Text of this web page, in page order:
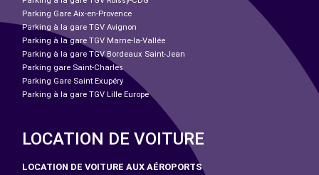
Parking Gare Aix-en-Provence
Parking à la gare TGV Avignon
Parking à la gare TGV Marne-la-Vallée
Parking à la gare TGV Bordeaux Saint-Jean
Parking gare Saint-Charles
Parking Gare Saint Exupéry
Parking à la gare TGV Lille Europe
LOCATION DE VOITURE
LOCATION DE VOITURE AUX AÉROPORTS